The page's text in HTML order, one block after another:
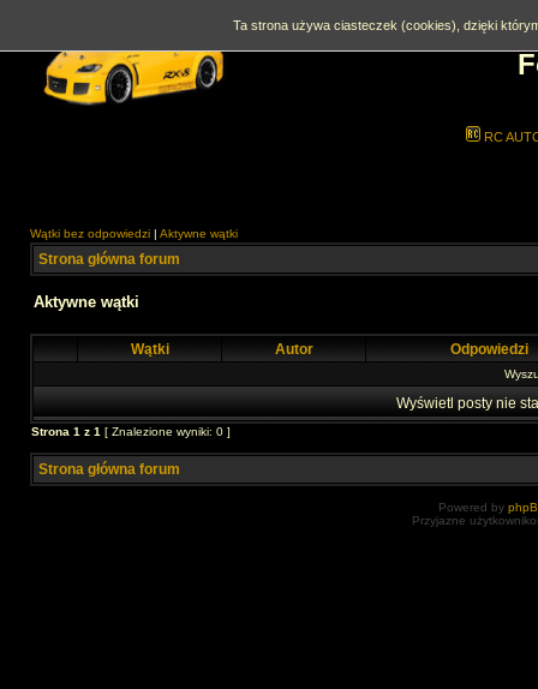
RC
Wątki bez odpowiedzi | Aktywne wątki
Strona główna forum
Aktywne wątki
Wątki Autor Odpowiedzi
Wyświetl posty nie
Strona 1 z 1 [ Znalezione wyniki: 0 ]
Strona główna forum
Powered by
Przyjazne
Ta strona używa ciasteczek (cookies), dzięki